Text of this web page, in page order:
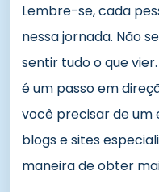
Lembre-se, cada
nessa jornada. Não
sentir tudo o que
é um passo em
você precisar de um
blogs e sites
maneira de obter